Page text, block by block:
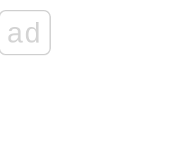
ad